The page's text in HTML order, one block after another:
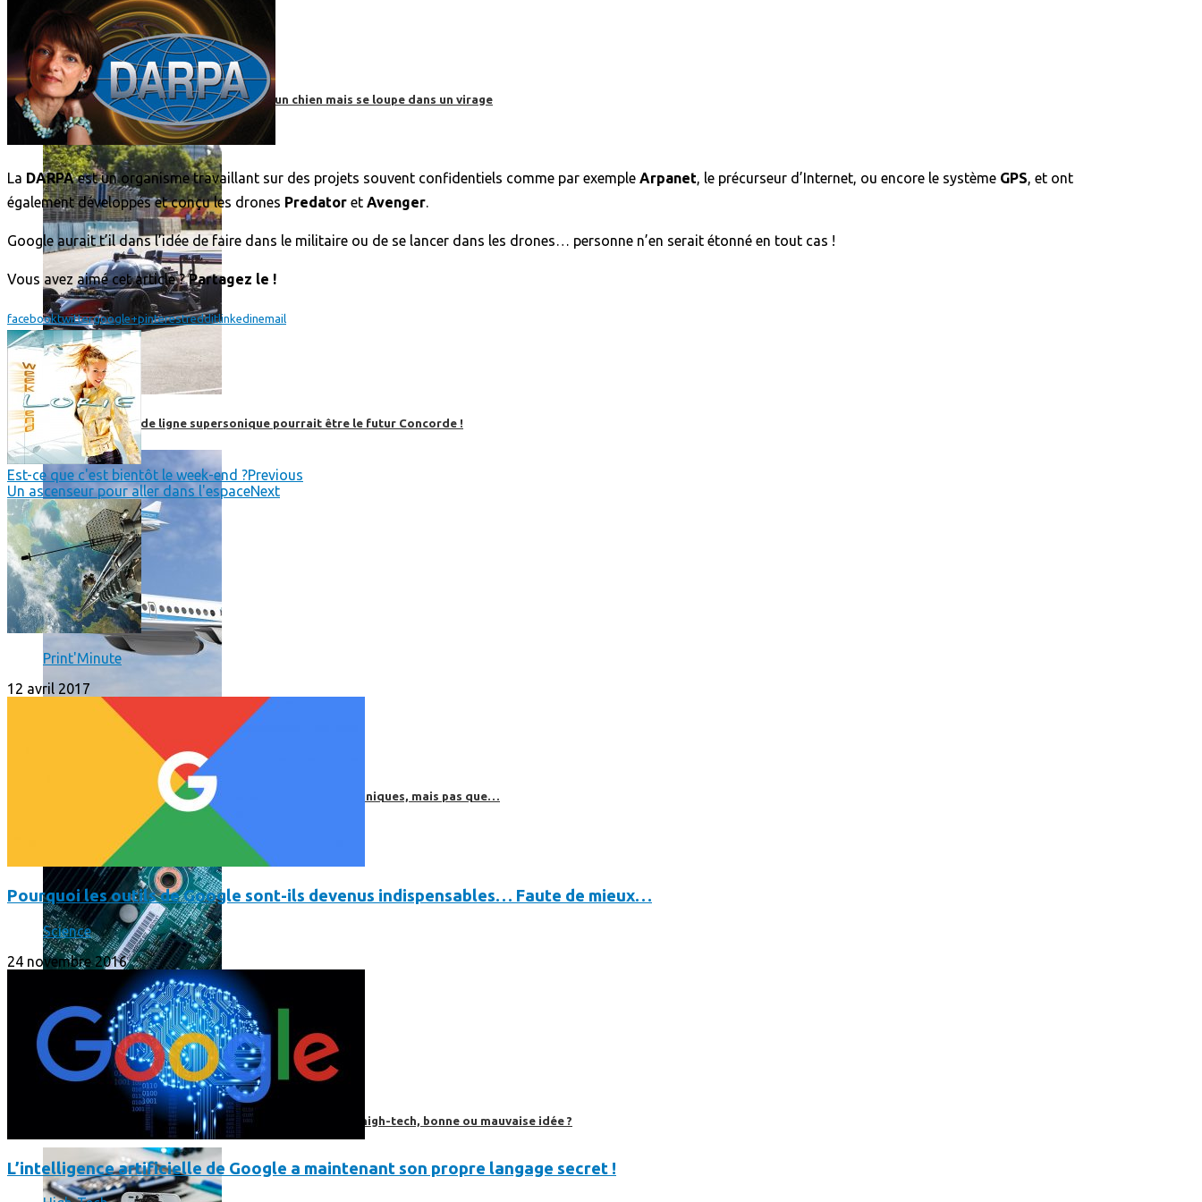
Roborace : une voiture autonome évite un chien mais se loupe dans un virage
Boom, cet avion de ligne supersonique pourrait être le futur Concorde !
Les circuits imprimés, le coeur de nos appareils électroniques, mais pas que…
Prendre une extension de garantie pour vos appareils high-tech, bonne ou mauvaise idée ?
La DARPAest un organisme travaillant sur des projets souvent confidentiels comme par exemple Arpanet, le précurseur d’Internet, ou encore le système GPS, et ont
également développés et conçu les drones Predator et Avenger.
Google aurait t’il dans l’idée de faire dans le militaire ou de se lancer dans les drones… personne n’en serait étonné en tout cas !
Vous avez aimé cet article ?Partagez le !
facebooktwittergoogle+pinterestredditlinkedinemail
Est-ce que c'est bientôt le week-end ?Previous
Un ascenseur pour aller dans l'espaceNext
Print'Minute
12 avril 2017
Pourquoi les outils de Google sont-ils devenus indispensables… Faute de mieux…
Science
24 novembre 2016
L’intelligence artificielle de Google a maintenant son propre langage secret !